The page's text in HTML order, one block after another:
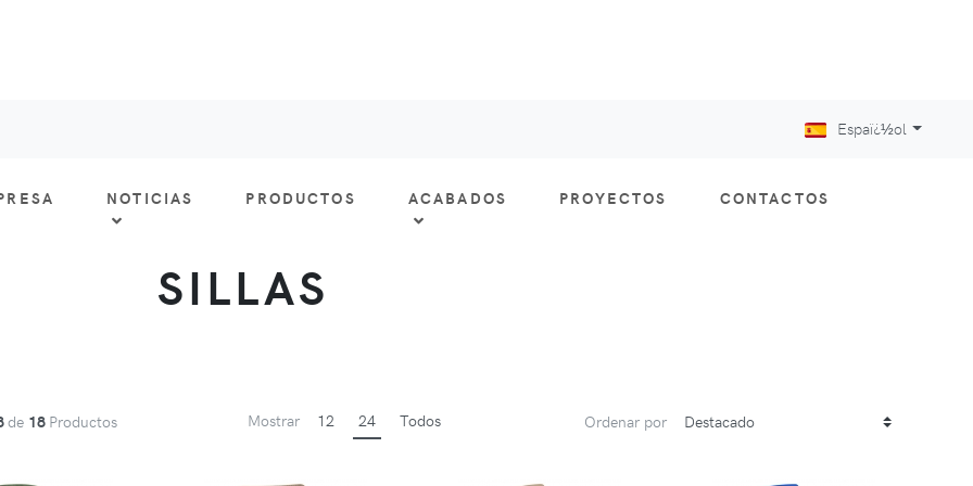
Espaï¿½ol
NOTICIAS PRODUCTOS ACABADOS PROYECTOS CONTACTOS
SILLAS
de 18 Productos Mostrar 12 24 Todos Ordenar por